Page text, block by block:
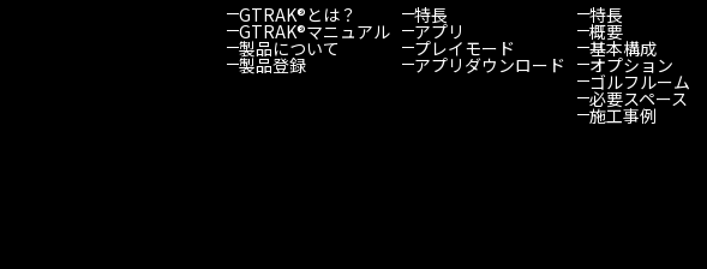
GTRAK®とは？
GTRAK®マニュアル
製品について
製品登録
特長
アプリ
プレイモード
アプリダウンロード
特長
概要
基本構成
オプション
ゴルフルーム
必要スペース
施工事例